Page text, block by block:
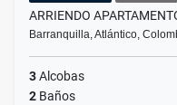
ARRIENDO
Barranquilla, Atlántico,
3Alcobas
2 Baños